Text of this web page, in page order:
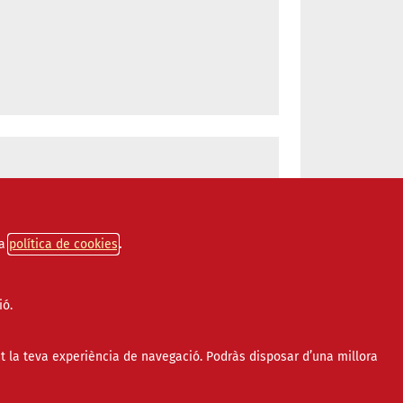
política de cookies
teva experiència de navegació. Podràs disposar d’una millora